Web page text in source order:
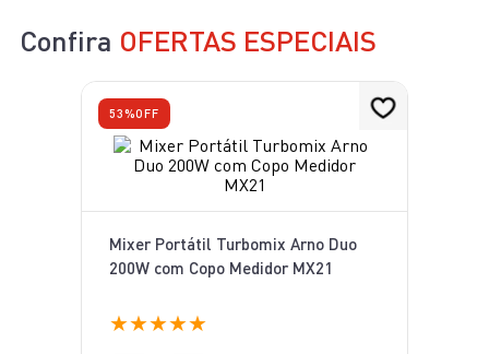
Confira OFERTAS ESPECIAIS
53%OFF
Mixer Portátil Turbomix Arno Duo
200W com Copo Medidor MX21
★★★★★
10
aspirador x-force 9 60